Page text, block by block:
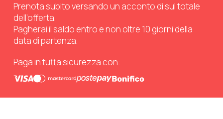
Prenota subito versando un acconto di sul totale
dell’offerta.
Pagherai il saldo entro e non oltre 10 giorni della
data di partenza.
Paga in tutta sicurezza con: